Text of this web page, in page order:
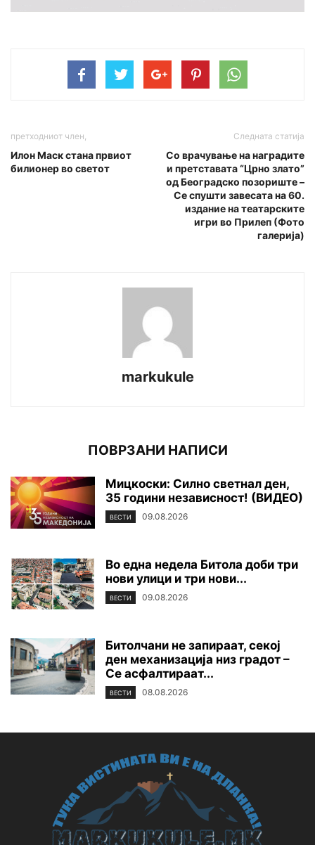
претходниот член,
Илон Маск стана првиот
билионер во светот
Следната статија
Со врачување на наградите
и претставата “Црно злато”
од Београдско позориште –
Се спушти завесата на 60.
издание на театарските
игри во Прилеп (Фото
галерија)
markukule
ПОВРЗАНИ НАПИСИ
Мицкоски: Силно светнал ден,
35 години независност! (ВИДЕО)
ВЕСТИ 09.08.2026
Во една недела Битола доби три
нови улици и три нови...
ВЕСТИ 09.08.2026
Битолчани не запираат, секој
ден механизација низ градот –
Се асфалтираат...
ВЕСТИ 08.08.2026